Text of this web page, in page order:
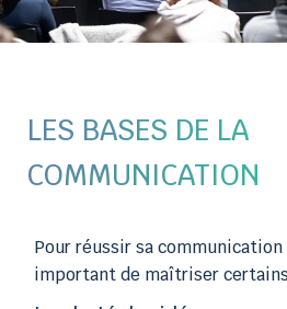
LES BASES DE LA
COMMUNICATION
Pour réussir sa
important de maîtriser